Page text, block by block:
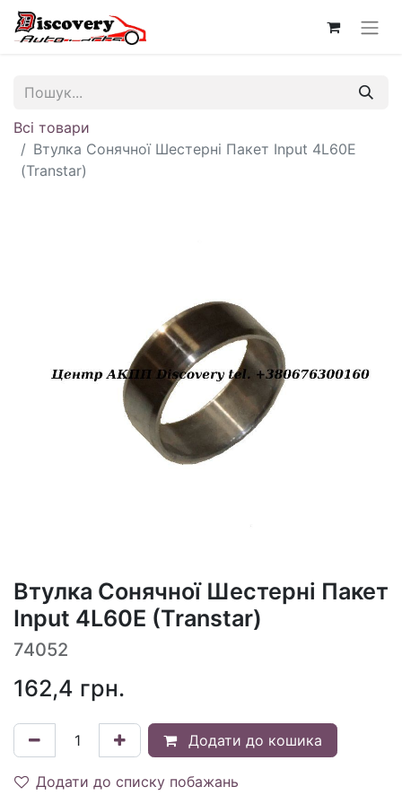
Всі товари
Втулка Сонячної Шестерні Пакет Input 4L60E
(Transtar)
Втулка Сонячної Шестерні Пакет
Input 4L60E (Transtar)
74052
162,4 грн.
Додати до кошика
Додати до списку побажань